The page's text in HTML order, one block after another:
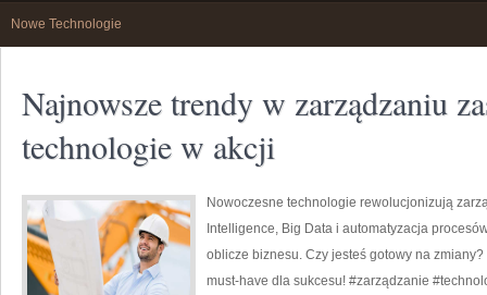
Nowe Technologie
Najnowsze trendy w zarządzaniu
technologie w akcji
Nowoczesne technologie rewolucjonizują
Intelligence, Big Data i automatyzacja
oblicze biznesu. Czy jesteś gotowy na
must-have dla sukcesu! #zarządzanie